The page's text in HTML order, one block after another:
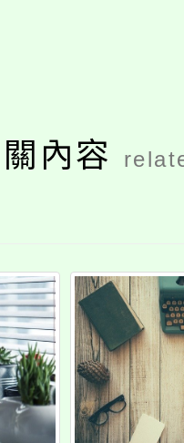
內容